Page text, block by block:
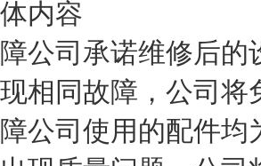
内容
公司承诺维修后的
相同故障，公司将
公司使用的配件均